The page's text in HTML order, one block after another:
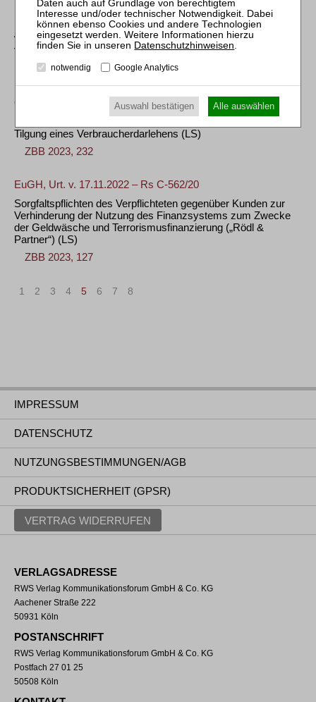
EuGH, Urt. v. 21.12.2023 – Rs C-38/21, C-47/21 und C-232/21
Widerruf und Widerrufsinformation bei Kfz-Leasing- und
Verbraucherkreditverträgen(LS)
ZBB 2024, 206
OLG Karlsruhe, Urt. v. 24.01.2023 – 17 U 446/21
Tilgung eines Verbraucherdarlehens (LS)
ZBB 2023, 232
EuGH, Urt. v. 17.11.2022 – Rs C-562/20
Sorgfaltspflichten des Verpflichteten gegenüber Kunden zur
Verhinderung der Nutzung des Finanzsystems zum Zwecke
der Geldwäsche und Terrorismusfinanzierung („Rödl &
Partner“) (LS)
ZBB 2023, 127
1 2 3 4 5 6 7 8
IMPRESSUM
DATENSCHUTZ
NUTZUNGSBESTIMMUNGEN/AGB
PRODUKTSICHERHEIT (GPSR)
VERTRAG WIDERRUFEN
VERLAGSADRESSE
RWS Verlag Kommunikationsforum GmbH & Co. KG
Aachener Straße 222
50931 Köln
POSTANSCHRIFT
RWS Verlag Kommunikationsforum GmbH & Co. KG
Postfach 27 01 25
50508 Köln
Datenschutzhinweisen.
notwendig Google Analytics
Auswahl bestätigen Alle auswählen